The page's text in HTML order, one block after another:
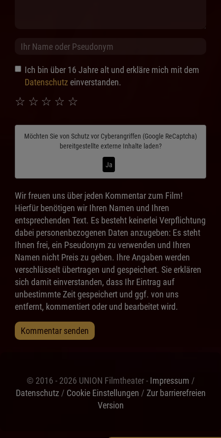
Ich bin über 16 Jahre alt und erkläre mich mit dem
Datenschutz einverstanden.
☆
☆
☆
☆
☆
Möchten Sie von Schutz vor Cyberangriffen (Google ReCaptcha)
bereitgestellte externe Inhalte laden?
Ja
Wir freuen uns über jeden Kommentar zum Film!
Hierfür benötigen wir Ihren Namen und Ihren
entsprechenden Text. Es besteht keinerlei Verpflichtung
dabei personenbezogenen Daten anzugeben: Es steht
Ihnen frei, ein Pseudonym zu verwenden und Ihren
Namen nicht Preis zu geben. Ihre Angaben werden
verschlüsselt übertragen und gespeichert. Sie erklären
sich damit einverstanden, dass Ihr Eintrag auf
unbestimmte Zeit gespeichert und ggf. von uns
entfernt, kommentiert oder und bearbeitet wird.
Kommentar senden
© 2016 - 2026 UNION Filmtheater - Impressum /
Datenschutz/ Cookie Einstellungen / Zur barrierefreien
Version